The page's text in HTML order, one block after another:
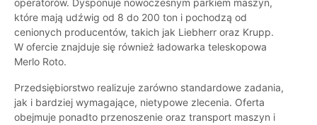
operatorów. Dysponuje nowoczesnym parkiem maszyn,
które mają udźwig od 8 do 200 ton i pochodzą od
cenionych producentów, takich jak Liebherr oraz Krupp.
W ofercie znajduje się również ładowarka teleskopowa
Merlo Roto.
Przedsiębiorstwo realizuje zarówno standardowe zadania,
jak i bardziej wymagające, nietypowe zlecenia. Oferta
obejmuje ponadto przenoszenie oraz transport maszyn i